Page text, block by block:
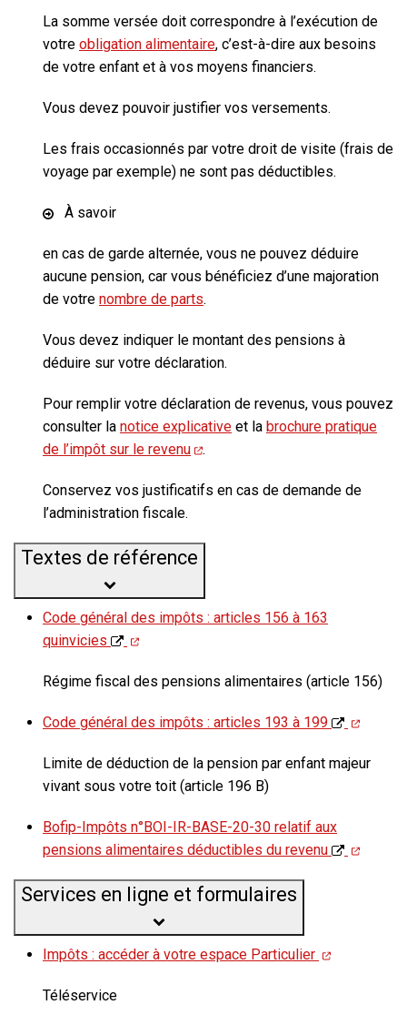
La somme versée doit correspondre à l’exécution de
votre obligation alimentaire, c’est-à-dire aux besoins
de votre enfant et à vos moyens financiers.
Vous devez pouvoir justifier vos versements.
Les frais occasionnés par votre droit de visite (frais de
voyage par exemple) ne sont pas déductibles.
À savoir
en cas de garde alternée, vous ne pouvez déduire
aucune pension, car vous bénéficiez d’une majoration
de votre nombre de parts.
Vous devez indiquer le montant des pensions à
déduire sur votre déclaration.
Pour remplir votre déclaration de revenus, vous pouvez
consulter la notice explicative et la brochure pratique
de l’impôt sur le revenu
.
Conservez vos justificatifs en cas de demande de
l’administration fiscale.
Textes de référence
Code général des impôts : articles 156 à 163
quinvicies
Régime fiscal des pensions alimentaires (article 156)
Code général des impôts : articles 193 à 199
Limite de déduction de la pension par enfant majeur
vivant sous votre toit (article 196 B)
Bofip-Impôts n°BOI-IR-BASE-20-30 relatif aux
pensions alimentaires déductibles du revenu
Services en ligne et formulaires
Impôts : accéder à votre espace Particulier
Téléservice